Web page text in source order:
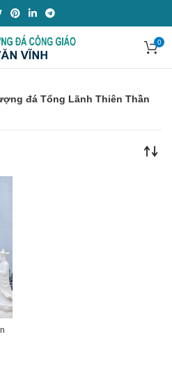
0
đá Tổng Lãnh Thiên Thần